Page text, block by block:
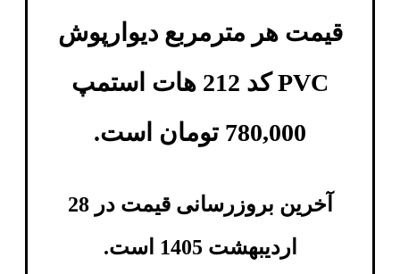
قیمت هر مترمربع دیوارپوش
PVC کد 212 هات استمپ
780,000 تومان است.
آخرین بروزرسانی قیمت در 28
اردیبهشت 1405 است.